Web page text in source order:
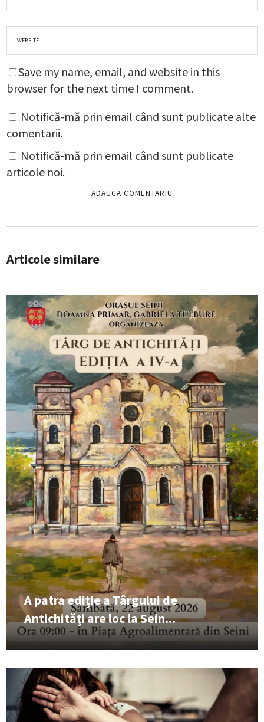
Save my name, email, and website in this
browser for the next time I comment.
Notifică-mă prin email când sunt publicate alte
comentarii.
Notifică-mă prin email când sunt publicate
articole noi.
Articole similare
A patra ediție a Târgului de
Antichități are loc la Sein...